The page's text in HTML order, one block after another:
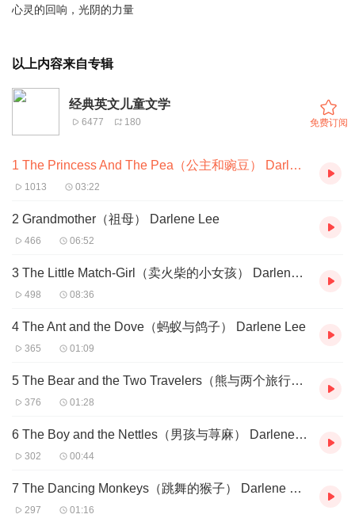
心灵的回响，光阴的力量
以上内容来自专辑
经典英文儿童文学
6477 180 免费订阅
1 The Princess And The Pea（公主和豌豆） Darlene Lee
1013 03:22
2 Grandmother（祖母） Darlene Lee
466 06:52
3 The Little Match-Girl（卖火柴的小女孩） Darlene Lee
498 08:36
4 The Ant and the Dove（蚂蚁与鸽子） Darlene Lee
365 01:09
5 The Bear and the Two Travelers（熊与两个旅行者） Darlene Lee
376 01:28
6 The Boy and the Nettles（男孩与荨麻） Darlene Lee
302 00:44
7 The Dancing Monkeys（跳舞的猴子） Darlene Lee
297 01:16